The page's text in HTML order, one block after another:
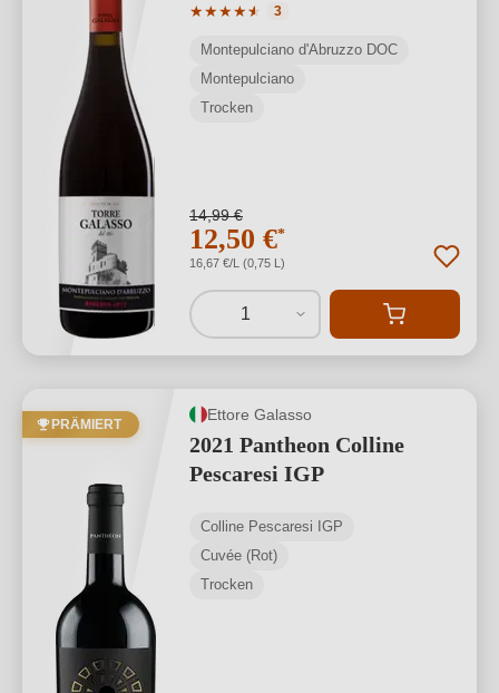
★★★★★
★
Durchschnittliche Bewertung von 4.67
3
Montepulciano d'Abruzzo DOC
Montepulciano
Trocken
14,99 €
12,50 €*
16,67 €/L (0,75 L)
1
PRÄMIERT
Ettore Galasso
2021 Pantheon Colline
Pescaresi IGP
Colline Pescaresi IGP
Cuvée (Rot)
Trocken